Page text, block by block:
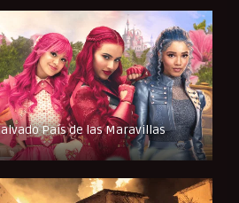
País de las Maravillas